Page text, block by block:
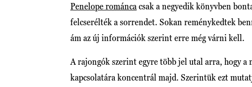
Penelope románca csak a negyedik könyvben
felcserélték a sorrendet. Sokan reménykedtek
ám az új információk szerint erre még várni kell.
A rajongók szerint egyre több jel utal arra, hogy a
kapcsolatára koncentrál majd. Szerintük ezt